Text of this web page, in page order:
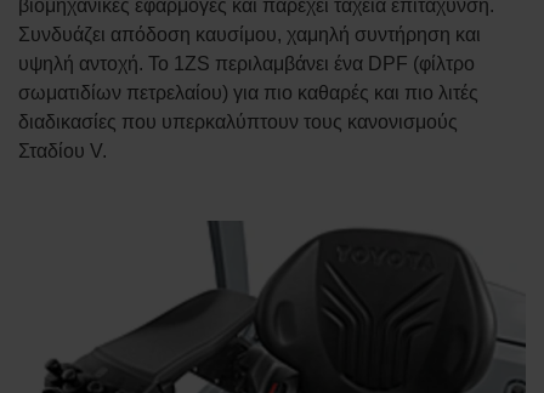
βιομηχανικές εφαρμογές και παρέχει ταχεία επιτάχυνση.
Συνδυάζει απόδοση καυσίμου, χαμηλή συντήρηση και
υψηλή αντοχή. Το 1ZS περιλαμβάνει ένα DPF (φίλτρο
σωματιδίων πετρελαίου) για πιο καθαρές και πιο λιτές
διαδικασίες που υπερκαλύπτουν τους κανονισμούς
Σταδίου V.